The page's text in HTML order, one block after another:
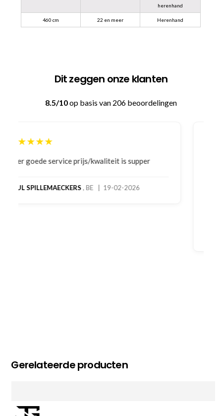
herenhand
460 cm 22 en meer Herenhand
Dit zeggen onze klanten
8.5/10op basis van 206 beoordelingen
★★★★★
Bestelling gedaan vanwege goede prijzen en
bestelling al ontvangen met gifts, waardoor je
Gerelateerde producten